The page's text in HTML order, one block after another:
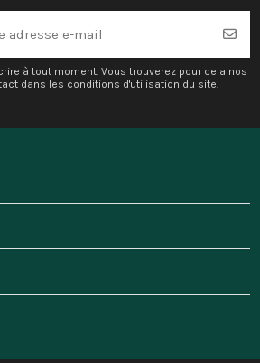
à tout moment. Vous trouverez pour cela nos
dans les conditions d'utilisation du site.